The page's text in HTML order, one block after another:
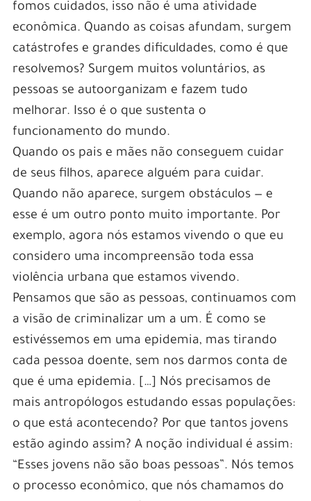
fomos cuidados, isso não é uma atividade
econômica. Quando as coisas afundam, surgem
catástrofes e grandes dificuldades, como é que
resolvemos? Surgem muitos voluntários, as
pessoas se autoorganizam e fazem tudo
melhorar. Isso é o que sustenta o
funcionamento do mundo.
Quando os pais e mães não conseguem cuidar
de seus filhos, aparece alguém para cuidar.
Quando não aparece, surgem obstáculos — e
esse é um outro ponto muito importante. Por
exemplo, agora nós estamos vivendo o que eu
considero uma incompreensão toda essa
violência urbana que estamos vivendo.
Pensamos que são as pessoas, continuamos com
a visão de criminalizar um a um. É como se
estivéssemos em uma epidemia, mas tirando
cada pessoa doente, sem nos darmos conta de
que é uma epidemia. […] Nós precisamos de
mais antropólogos estudando essas populações:
o que está acontecendo? Por que tantos jovens
estão agindo assim? A noção individual é assim:
“Esses jovens não são boas pessoas”. Nós temos
o processo econômico, que nós chamamos do